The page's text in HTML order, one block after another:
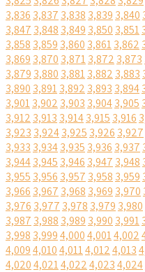
3,836 3,837 3,838 3,839 3,840
3,847 3,848 3,849 3,850 3,851
3,858 3,859 3,860 3,8613,862
3,869 3,870 3,8713,872 3,873
3,879 3,880 3,8813,882 3,883
3,890 3,8913,892 3,893 3,894
3,9013,902 3,903 3,9043,905
3,912 3,913 3,9143,915 3,916
3,923 3,9243,925 3,926 3,927
3,933 3,9343,935 3,936 3,937
3,9443,945 3,946 3,947 3,948
3,955 3,956 3,957 3,958 3,959
3,966 3,967 3,968 3,969 3,970
3,976 3,977 3,978 3,979 3,980
3,987 3,988 3,989 3,990 3,991
3,998 3,9994,0004,0014,002
4,0094,0104,0114,0124,013
4,0204,0214,0224,0234,024